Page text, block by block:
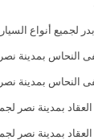
لجميع أنواع
بمدينة نصر
بمدينة نصر
بمدينة نصر
بمدينة نصر